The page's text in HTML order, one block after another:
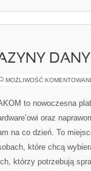
MOŻLIWOŚĆ
to nowoczesna
oraz
na co dzień. To
które chcą
którzy potrzebują